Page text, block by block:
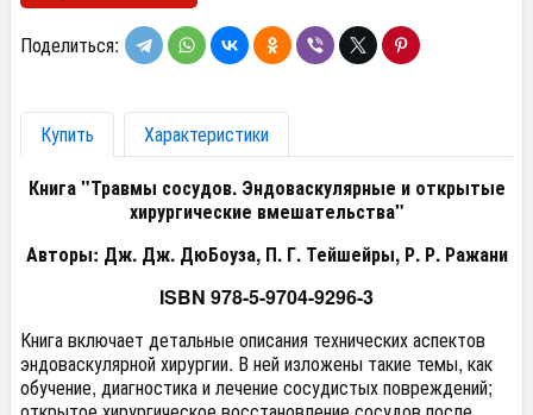
Поделиться:
Купить
Характеристики
Книга "Травмы сосудов. Эндоваскулярные и открытые
хирургические вмешательства"
Авторы: Дж. Дж. ДюБоуза, П. Г. Тейшейры, Р. Р. Ражани
ISBN 978-5-9704-9296-3
Книга включает детальные описания технических аспектов
эндоваскулярной хирургии. В ней изложены такие темы, как
обучение, диагностика и лечение сосудистых повреждений;